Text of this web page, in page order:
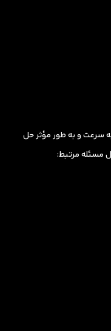
به سرعت و به طور مؤثر حل
مسئله مرتبط: